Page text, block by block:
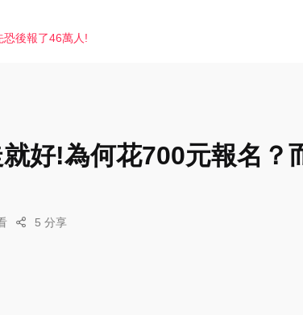
後報了46萬人!
好!為何花700元報名？
5 分享